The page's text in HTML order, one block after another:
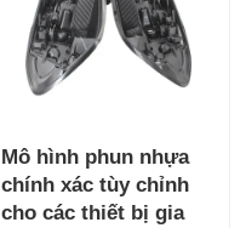
Mô hình phun nhựa
chính xác tùy chỉnh
cho các thiết bị gia